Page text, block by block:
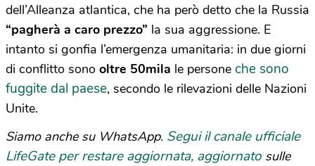
dell’Alleanza atlantica, che ha però detto che la Russia
“pagherà a caro prezzo” la sua aggressione. E
intanto si gonfia l’emergenza umanitaria: in due giorni
di conflitto sono oltre 50mila le persone che sono
fuggite dal paese, secondo le rilevazioni delle Nazioni
Unite.
Siamo anche su WhatsApp. Segui il canale ufficiale
LifeGate per restare aggiornata, aggiornato sulle